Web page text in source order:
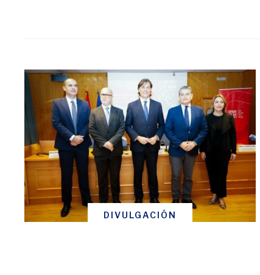
DIVULGACIÓN